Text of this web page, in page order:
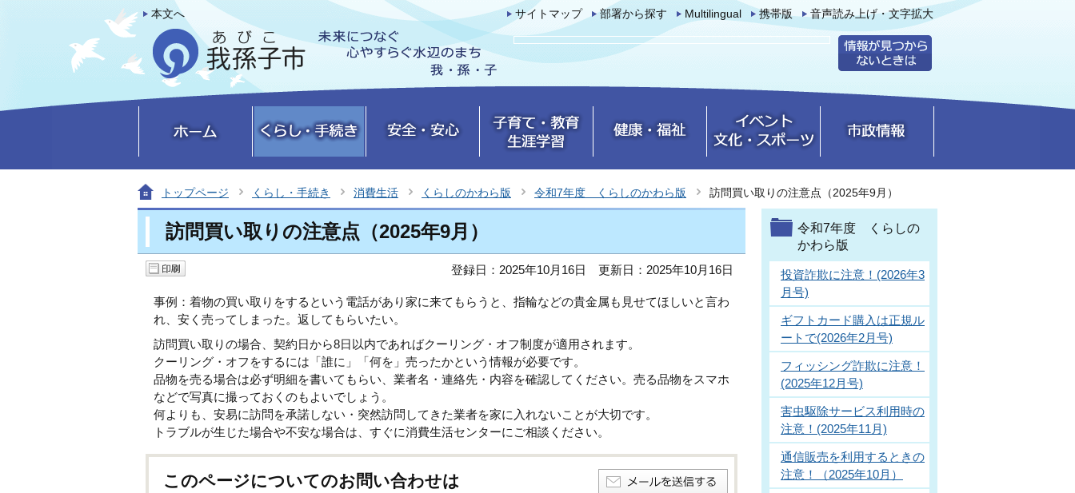
本文へ サイトマップ 部署から探す Multilingual 携帯版 音声読み上げ・文字拡大
トップページ くらし・手続き 消費生活 くらしのかわら版 令和7年度 くらしのかわら版 訪問買い取りの注意点（2025年9月）
訪問買い取りの注意点（2025年9月）
登録日：2025年10月16日 更新日：2025年10月16日
事例：着物の買い取りをするという電話があり家に来てもらうと、指輪などの貴金属も見せてほしいと言わ
れ、安く売ってしまった。返してもらいたい。
訪問買い取りの場合、契約日から8日以内であればクーリング・オフ制度が適用されます。
クーリング・オフをするには「誰に」「何を」売ったかという情報が必要です。
品物を売る場合は必ず明細を書いてもらい、業者名・連絡先・内容を確認してください。売る品物をスマホ
などで写真に撮っておくのもよいでしょう。
何よりも、安易に訪問を承諾しない・突然訪問してきた業者を家に入れないことが大切です。
トラブルが生じた場合や不安な場合は、すぐに消費生活センターにご相談ください。
このページについてのお問い合わせは
令和7年度 くらしの
かわら版
投資詐欺に注意！(2026年3
月号)
ギフトカード購入は正規ル
ートで(2026年2月号)
フィッシング詐欺に注意！
(2025年12月号)
害虫駆除サービス利用時の
注意！(2025年11月)
通信販売を利用するときの
注意！（2025年10月）